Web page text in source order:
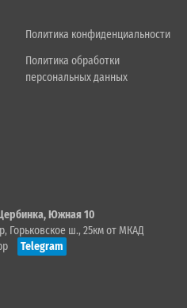
Политика конфиденциальности
Политика обработки
персональных данных
Южная 10
Горьковское ш., 25км от МКАД
Telegram